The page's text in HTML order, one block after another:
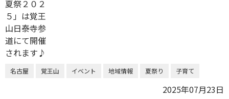
名古屋 覚王山 イベント 地域情報 夏祭り 子育て
2025年07月23日